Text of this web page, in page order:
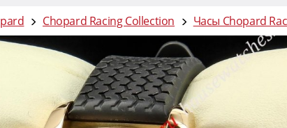
Chopard Racing Collection Часы Chopard